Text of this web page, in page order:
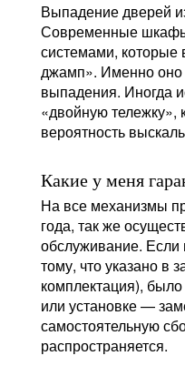
Выпадение дверей
Современные
системами,
джамп». Именно
выпадения. Иногда
«двойную тележку»,
вероятность
Какие у меня
На все механизмы
года, так же
обслуживание. Если
тому, что указано в
комплектация),
или установке —
самостоятельную
распространяется.